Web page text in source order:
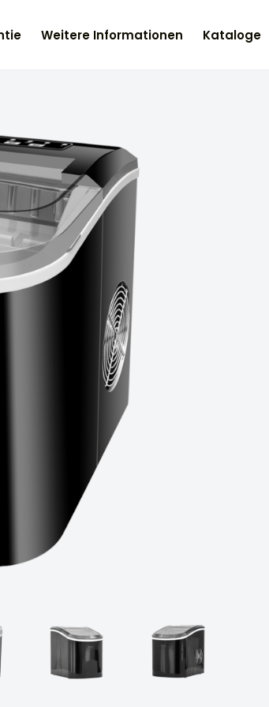
Weitere Informationen Kataloge